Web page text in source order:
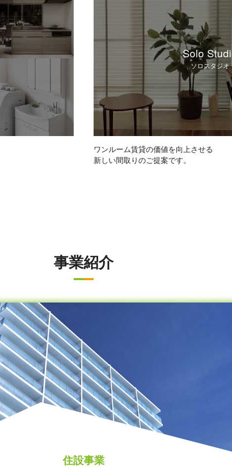
Solo
ソロスタジオ
ワンルーム賃貸の価値を向上させる
新しい間取りのご提案です。
事業紹介
住設事業